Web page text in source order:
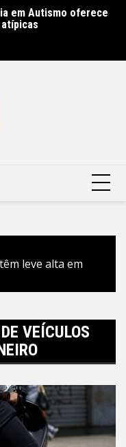
em Autismo oferece
leve alta em
VEÍCULOS